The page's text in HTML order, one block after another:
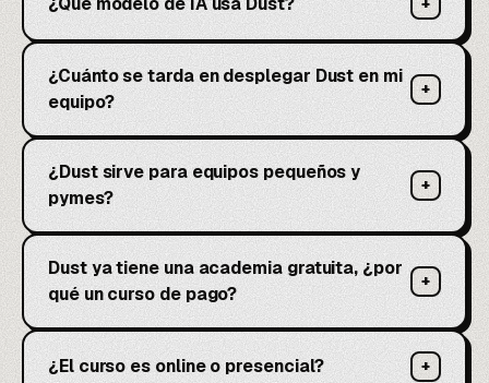
¿Cuánto se tarda en desplegar Dust en mi
equipo?
+
¿Dust sirve para equipos pequeños y
pymes?
+
Dust ya tiene una academia gratuita, ¿por
qué un curso de pago?
+
¿El curso es online o presencial? +